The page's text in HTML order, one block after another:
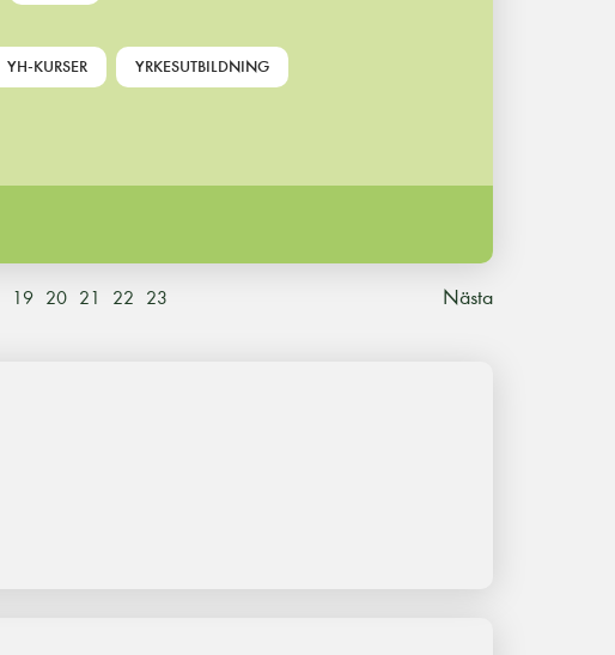
YH-KURSER YRKESUTBILDNING
19 20 21 22 23 Nästa